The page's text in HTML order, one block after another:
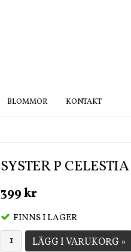
BLOMMOR KONTAKT
SYSTER P
399 kr
FINNS I LAGER
LÄGG I VARUKORG »